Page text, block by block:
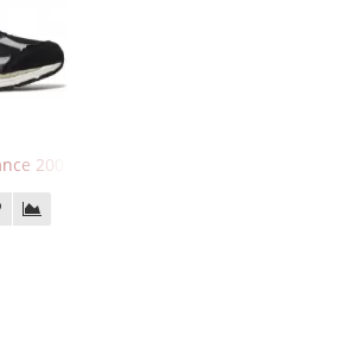
2002R Protection Pack Black Grey